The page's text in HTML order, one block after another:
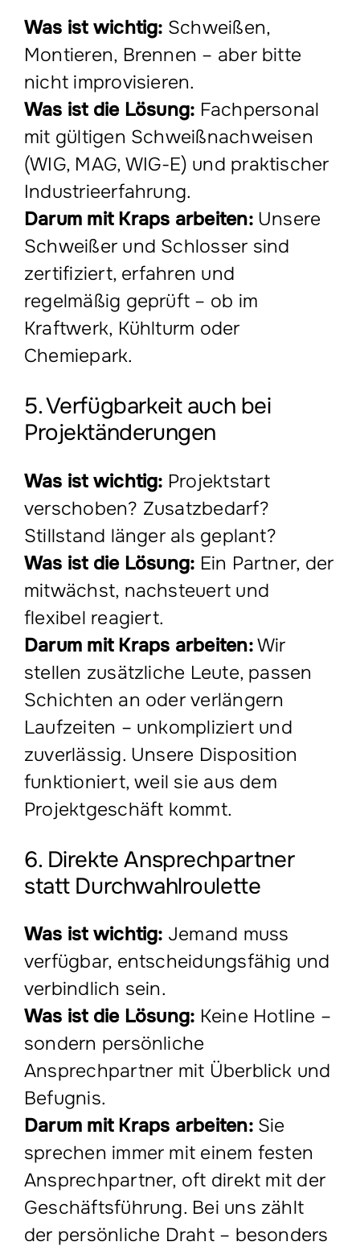
Was ist wichtig: Schweißen,
Montieren, Brennen – aber bitte
nicht improvisieren.
Was ist die Lösung: Fachpersonal
mit gültigen Schweißnachweisen
(WIG, MAG, WIG-E) und praktischer
Industrieerfahrung.
Darum mit Kraps arbeiten:Unsere
Schweißer und Schlosser sind
zertifiziert, erfahren und
regelmäßig geprüft – ob im
Kraftwerk, Kühl­turm oder
Chemiepark.
5. Verfügbarkeit auch bei
Projektänderungen
Was ist wichtig: Projektstart
verschoben? Zusatzbedarf?
Stillstand länger als geplant?
Was ist die Lösung: Ein Partner, der
mitwächst, nachsteuert und
flexibel reagiert.
Darum mit Kraps arbeiten:Wir
stellen zusätzliche Leute, passen
Schichten an oder verlängern
Laufzeiten – unkompliziert und
zuverlässig. Unsere Disposition
funktioniert, weil sie aus dem
Projektgeschäft kommt.
6. Direkte Ansprechpartner
statt Durchwahlroulette
Was ist wichtig: Jemand muss
verfügbar, entscheidungsfähig und
verbindlich sein.
Was ist die Lösung: Keine Hotline –
sondern persönliche
Ansprechpartner mit Überblick und
Befugnis.
Darum mit Kraps arbeiten:Sie
sprechen immer mit einem festen
Ansprechpartner, oft direkt mit der
Geschäftsführung. Bei uns zählt
der persönliche Draht – besonders